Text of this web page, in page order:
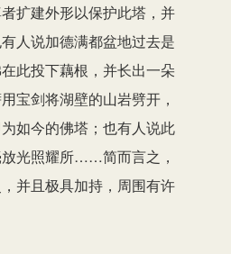
扩建外形以保护此塔，并
人说加德满都盆地过去是
此投下藕根，并长出一朵
宝剑将湖壁的山岩劈开，
如今的佛塔；也有人说此
光照耀所……简而言之，
并且极具加持，周围有许